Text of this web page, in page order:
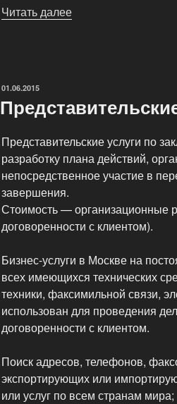
Читать далее
ОПУБЛИКОВАНО
01.06.2015
Представительские услуги по
разработку плана действий,
непосредственное участие в
завершения.
Стоимость — организационные
договоренности с клиентом).
Бизнес-услуги в Москве на
всех имеющихся технических
техники, факсимильной связи,
использован для проведения
договоренности с клиентом.
Поиск адресов, телефонов,
экспортирующих или
или услуг по всем странам мира;